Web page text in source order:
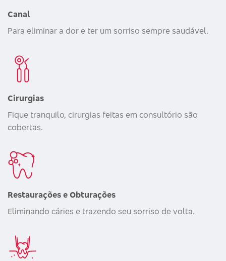
Canal
Para eliminar a dor e ter um sorriso sempre saudável.
Cirurgias
Fique tranquilo, cirurgias feitas em consultório são
cobertas.
Restaurações e Obturações
Eliminando cáries e trazendo seu sorriso de volta.